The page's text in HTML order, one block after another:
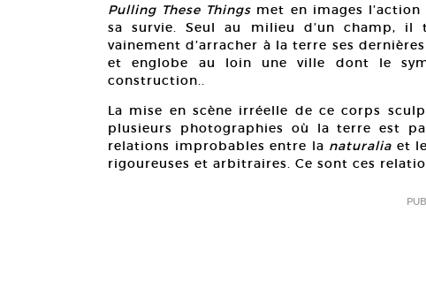
Pulling These Things met en images
sa survie. Seul au milieu d’un champ,
vainement d’arracher à la terre ses
et englobe au loin une ville dont le
construction..
La mise en scène irréelle de ce corps
plusieurs photographies où la terre est
relations improbables entre la naturalia et le
rigoureuses et arbitraires. Ce sont ces